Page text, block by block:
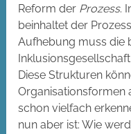
Reform der Prozess.
beinhaltet der
Aufhebung muss die
Diese Strukturen
Organisationsformen
schon vielfach
nun aber ist: Wie